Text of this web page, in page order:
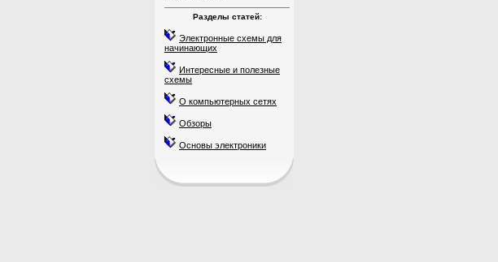
Разделы статей:
Электронные схемы для
начинающих
Интересные и полезные
схемы
О компьютерных сетях
Обзоры
Основы электроники